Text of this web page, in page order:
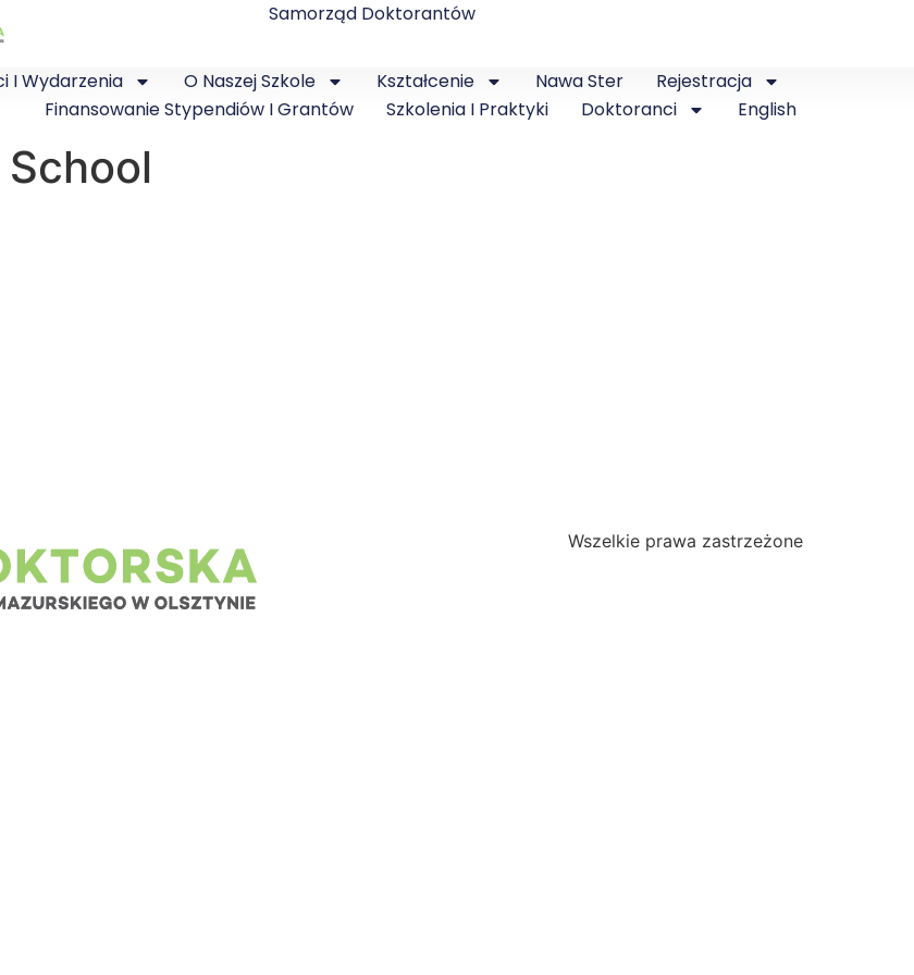
Samorząd Doktorantów
I Wydarzenia O Naszej Szkole Kształcenie Nawa Ster
Rejestracja
Finansowanie Stypendiów I Grantów
Szkolenia I Praktyki Doktoranci English
Wszelkie prawa zastrzeżone